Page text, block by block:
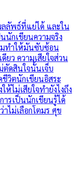
ลัพธ์ที่แย่ได้ และใน
นักเขียนความจริง
มทำให้มันซับซ้อน
ยว ความเสียใจส่วน
ตัดสินใจนั้นเจ็บ
ชีวิตนักเขียนอิสระ
ห้ไม่เสียใจทำยังไงถึง
ารเป็นนักเขียนรู้ได้
าไม่เลือกโตมร ศุข